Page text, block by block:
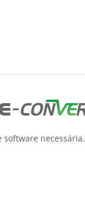
necessária.